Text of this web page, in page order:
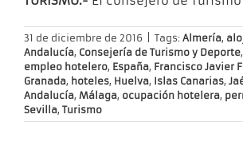
31 de diciembre de 2016 Tags: Almería,
Andalucía, Consejería de Turismo y Deporte,
empleo hotelero, España, Francisco Javier
Granada, hoteles, Huelva, Islas Canarias,
Andalucía, Málaga, ocupación hotelera,
Sevilla, Turismo